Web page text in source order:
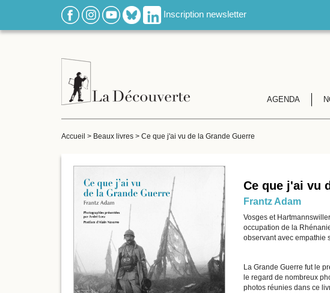
Inscription newsletter
AGENDA
Accueil > Beaux livres > Ce que j'ai vu de la Grande Guerre
Ce que j'ai vu
Frantz Adam
Vosges et
occupation de la
observant avec empathie
La Grande Guerre fut le
le regard de nombreux
photos réunies dans ce